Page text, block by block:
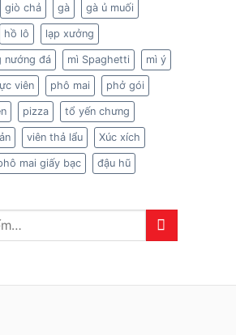
giò chả gà gà ủ muối
hồ lô lạp xưởng
nướng đá mì Spaghetti mì ý
viên phô mai phở gói
pizza tổ yến chưng
viên thả lẩu Xúc xích
mai giấy bạc đậu hũ